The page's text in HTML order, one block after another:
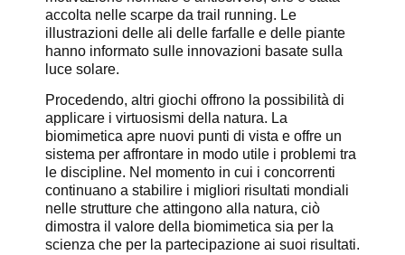
accolta nelle scarpe da trail running. Le
illustrazioni delle ali delle farfalle e delle piante
hanno informato sulle innovazioni basate sulla
luce solare.
Procedendo, altri giochi offrono la possibilità di
applicare i virtuosismi della natura. La
biomimetica apre nuovi punti di vista e offre un
sistema per affrontare in modo utile i problemi tra
le discipline. Nel momento in cui i concorrenti
continuano a stabilire i migliori risultati mondiali
nelle strutture che attingono alla natura, ciò
dimostra il valore della biomimetica sia per la
scienza che per la partecipazione ai suoi risultati.